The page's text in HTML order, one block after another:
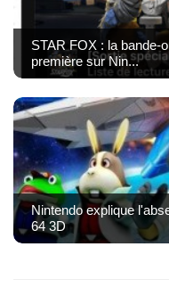
STAR FOX : la bande-
première sur Nin...
Nintendo explique
64 3D